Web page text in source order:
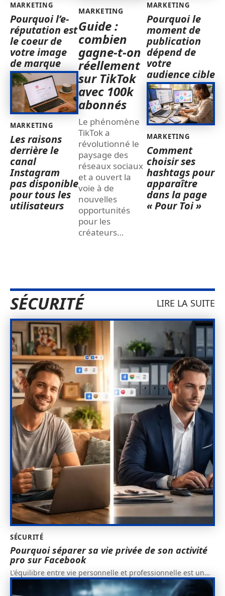
MARKETING
Pourquoi l’e-
réputation est
le coeur de
votre image
de marque
MARKETING
Les raisons
derrière le
canal
Instagram
pas disponible
pour tous les
utilisateurs
MARKETING
Guide :
combien
gagne-t-on
réellement
sur TikTok
avec 100k
abonnés
Le phénomène
TikTok a
révolutionné le
paysage des
réseaux sociaux
et a ouvert la
voie à de
nouvelles
opportunités
pour les
créateurs…
MARKETING
Pourquoi le
moment de
publication
dépend de
votre
audience cible
MARKETING
Comment
choisir ses
hashtags pour
apparaître
dans la page
« Pour Toi »
SÉCURITÉ LIRE LA SUITE
SÉCURITÉ
Pourquoi séparer sa vie privée de son activité
pro sur Facebook
L'équilibre entre vie personnelle et professionnelle est un…